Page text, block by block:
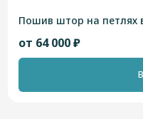
Пошив штор на петлях
от 64 000 ₽